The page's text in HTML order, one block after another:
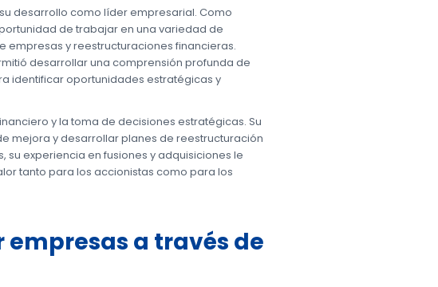
desarrollo como líder empresarial. Como
de trabajar en una variedad de
empresas y reestructuraciones financieras.
desarrollar una comprensión profunda de
identificar oportunidades estratégicas y
y la toma de decisiones estratégicas. Su
mejora y desarrollar planes de reestructuración
experiencia en fusiones y adquisiciones le
tanto para los accionistas como para los
a través de